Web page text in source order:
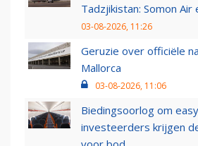
Tadzjikistan: Somon
03-08-2026, 11:26
Geruzie over officiële
Mallorca
03-08-2026, 11:06
Biedingsoorlog om
investeerders krijgen